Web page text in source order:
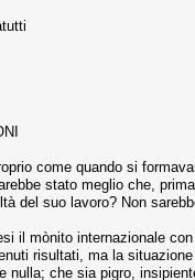
come quando si
stato meglio che,
del suo lavoro? Non
il mònito internazionale
risultati, ma la
nulla; che sia pigro,